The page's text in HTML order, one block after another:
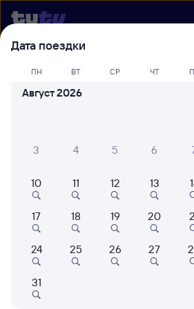
Выберите день, чтобы
билеты Волховстрой-1
Петербург-Главн.
Когда
Кто едет
Дата поездки
ПН ВТ СР ЧТ
Август 2026
3 4 5 6
10 11 12 13
17 18 19 20
24 25 26 27
31